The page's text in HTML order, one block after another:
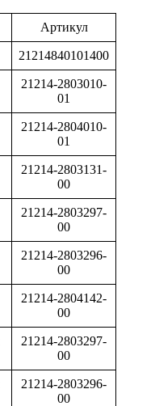
Артикул
21214840101400
21214-2803010-
01
21214-2804010-
01
21214-2803131-
00
21214-2803297-
00
21214-2803296-
00
21214-2804142-
00
21214-2803297-
00
21214-2803296-
00